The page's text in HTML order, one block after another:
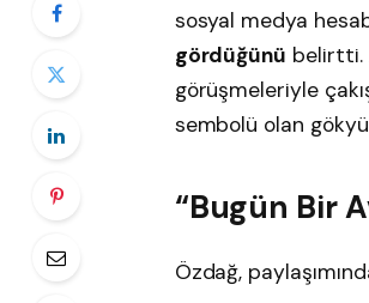
sosyal medya
gördüğünü belirtti.
görüşmeleriyle
sembolü olan
“Bugün Bir
Özdağ,